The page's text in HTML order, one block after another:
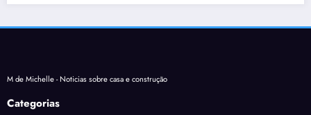
M de Michelle - Noticias sobre casa e construção
Categorias